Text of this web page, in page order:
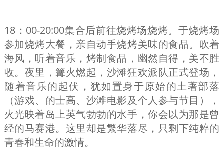
18：00-20:00集合后前往烧烤场烧烤。于烧烤场
参加烧烤大餐，亲自动手烧烤美味的食品。吹着
海风，听着音乐，烤制食品，幽然自得，美不胜
收。夜里，篝火燃起，沙滩狂欢派队正式登场，
随着音乐的起伏，犹如置身于原始的土著部落
（游戏、的士高、沙滩电影及个人参与节目），
火光映着岛上英气勃勃的水手，你会以为那是曾
经的马赛港。这里却是繁华落尽，只剩下纯粹的
青春和生命的激情。